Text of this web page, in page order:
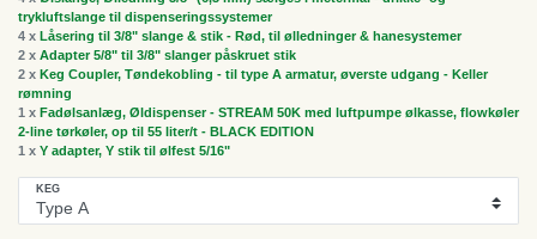
trykluftslange til dispenseringssystemer
4 x Låsering til 3/8" slange & stik - Rød, til ølledninger & hanesystemer
2 x Adapter 5/8" til 3/8" slanger påskruet stik
2 x Keg Coupler, Tøndekobling - til type A armatur, øverste udgang - Keller
rømning
1 x Fadølsanlæg, Øldispenser - STREAM 50K med luftpumpe ølkasse, flowkøler
2-line tørkøler, op til 55 liter/t - BLACK EDITION
1 x Y adapter, Y stik til ølfest 5/16"
KEG